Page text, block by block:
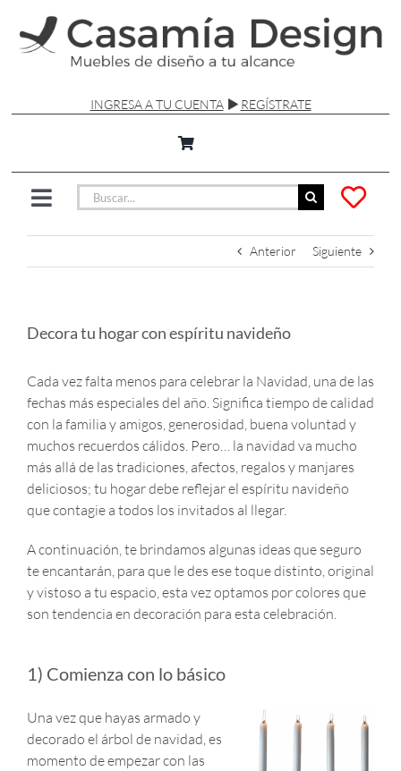
contenido
INGRESA A TU CUENTA REGÍSTRATE
Toggle
Navigation
SILLAS Y SOFÁS
MUEBLES
ACCESORIOS
OFERTAS
Carrito de Compras
Buscar:
Anterior Siguiente
Decora tu hogar con espíritu navideño
Cada vez falta menos para celebrar la Navidad, una de las
fechas más especiales del año. Significa tiempo de calidad
con la familia y amigos, generosidad, buena voluntad y
muchos recuerdos cálidos. Pero… la navidad va mucho
más allá de las tradiciones, afectos, regalos y manjares
deliciosos; tu hogar debe reflejar el espíritu navideño
que contagie a todos los invitados al llegar.
A continuación, te brindamos algunas ideas que seguro
te encantarán, para que le des ese toque distinto, original
y vistoso a tu espacio, esta vez optamos por colores que
son tendencia en decoración para esta celebración.
1) Comienza con lo básico
Una vez que hayas armado y
decorado el árbol de navidad, es
momento de empezar con las